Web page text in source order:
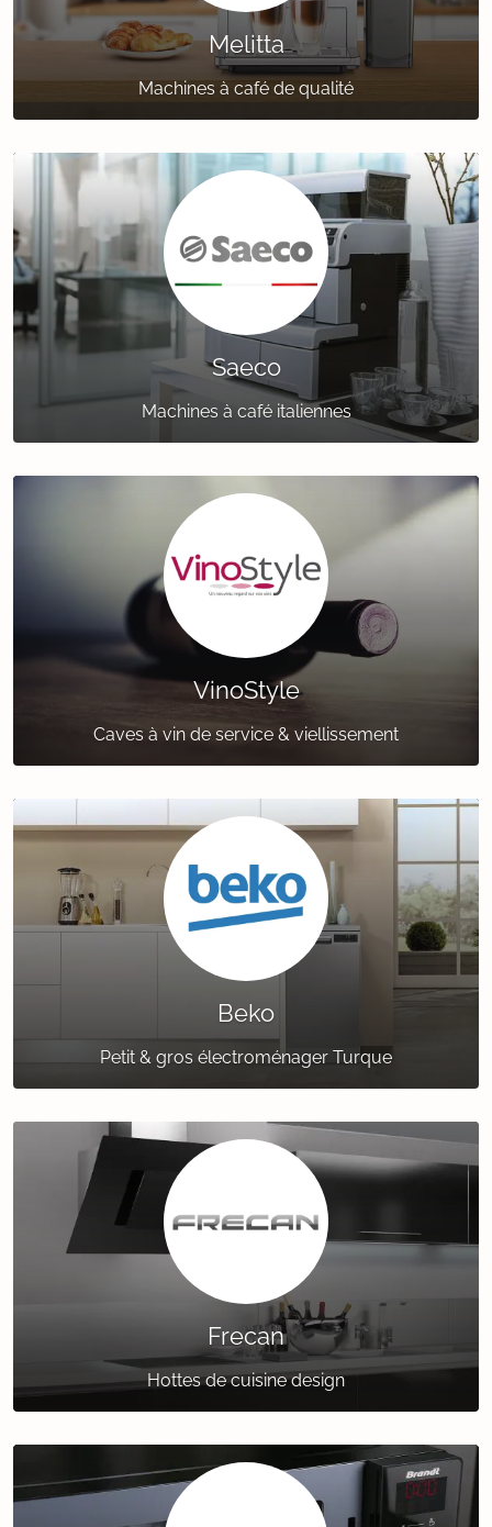
Melitta
Machines à café de qualité
Saeco
Machines à café italiennes
VinoStyle
Caves à vin de service & viellissement
Beko
Petit & gros électroménager Turque
Frecan
Hottes de cuisine design